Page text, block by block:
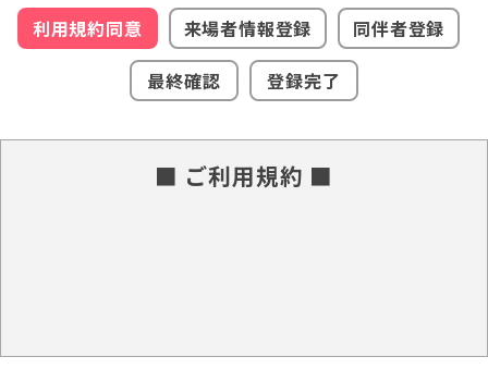
利用規約同意 来場者情報登録
同伴者登録
最終確認
登録完了
■ ご利用規約 ■